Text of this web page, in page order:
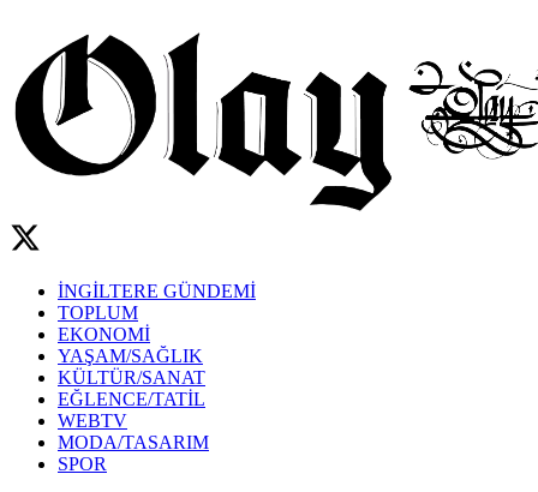
İNGİLTERE GÜNDEMİ
TOPLUM
EKONOMİ
YAŞAM/SAĞLIK
KÜLTÜR/SANAT
EĞLENCE/TATİL
WEBTV
MODA/TASARIM
SPOR